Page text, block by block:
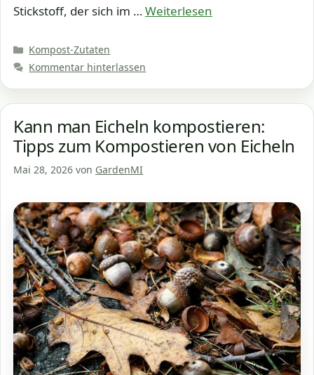
Stickstoff, der sich im …Weiterlesen
Kategorien
Kompost-Zutaten
Kommentar hinterlassen
Kann man Eicheln kompostieren:
Tipps zum Kompostieren von Eicheln
Mai 28, 2026 von GardenMI